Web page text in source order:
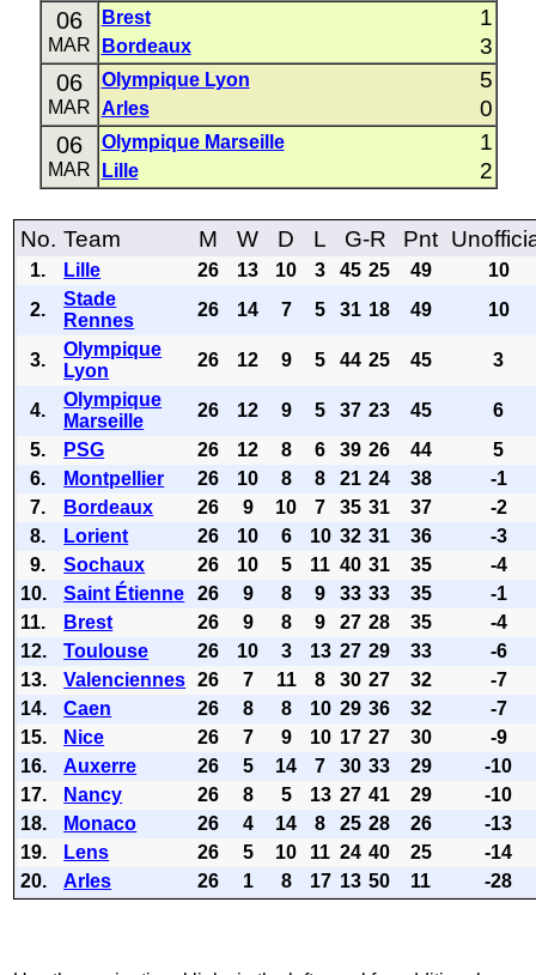
06
MAR
Brest 1
Bordeaux 3
06
MAR
Olympique Lyon 5
Arles 0
06
MAR
Olympique Marseille 1
Lille 2
No. Team M W D L G-R Pnt
1. Lille 26 13 10 3 45 25 49
10
2.
Stade
Rennes
26 14 7 5 31 18 49 10
3.
Olympique
Lyon
26 12 9 5 44 25 45 3
4.
Olympique
Marseille
26 12 9 5 37 23 45
6
5.
PSG 26 12 8 6 39 26 44
5
6.
Montpellier 26 10 8 8 21 24 38
-1
7.
Bordeaux 26 9 10 7 35 31 37
-2
8.
Lorient 26 10 6 10 32 31 36
-3
9.
Sochaux 26 10 5 11 40 31 35
-4
10.
Saint Étienne 26 9 8 9 33 33 35
-1
11.
Brest 26 9 8 9 27 28 35
-4
12.
Toulouse 26 10 3 13 27 29 33
-6
13.
Valenciennes 26 7 11 8 30 27 32
-7
14.
Caen 26 8 8 10 29 36 32
-7
15.
Nice 26 7 9 10 17 27 30
-9
16.
Auxerre 26 5 14 7 30 33 29
-10
17.
Nancy 26 8 5 13 27 41 29
-10
18.
Monaco 26 4 14 8 25 28 26
-13
19.
Lens 26 5 10 11 24 40 25
-14
20.
Arles 26 1 8 17 13 50 11 -28